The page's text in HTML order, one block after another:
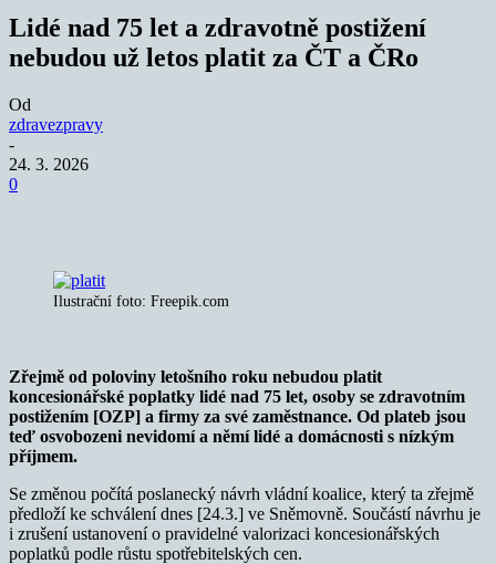
Lidé nad 75 let a zdravotně postižení
nebudou už letos platit za ČT a ČRo
Od
zdravezpravy
-
24. 3. 2026
0
Ilustrační foto: Freepik.com
Zřejmě od poloviny letošního roku nebudou platit
koncesionářské poplatky lidé nad 75 let, osoby se zdravotním
postižením [OZP] a firmy za své zaměstnance. Od plateb jsou
teď osvobozeni nevidomí a němí lidé a domácnosti s nízkým
příjmem.
Se změnou počítá poslanecký návrh vládní koalice, který ta zřejmě
předloží ke schválení dnes [24.3.] ve Sněmovně. Součástí návrhu je
i zrušení ustanovení o pravidelné valorizaci koncesionářských
poplatků podle růstu spotřebitelských cen.